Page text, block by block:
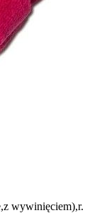
wywinięciem),r.